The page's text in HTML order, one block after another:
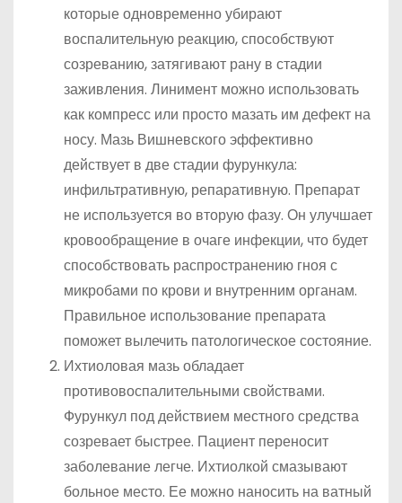
которые одновременно убирают
воспалительную реакцию, способствуют
созреванию, затягивают рану в стадии
заживления. Линимент можно использовать
как компресс или просто мазать им дефект на
носу. Мазь Вишневского эффективно
действует в две стадии фурункула:
инфильтративную, репаративную. Препарат
не используется во вторую фазу. Он улучшает
кровообращение в очаге инфекции, что будет
способствовать распространению гноя с
микробами по крови и внутренним органам.
Правильное использование препарата
поможет вылечить патологическое состояние.
Ихтиоловая мазь обладает
противовоспалительными свойствами.
Фурункул под действием местного средства
созревает быстрее. Пациент переносит
заболевание легче. Ихтиолкой смазывают
больное место. Ее можно наносить на ватный